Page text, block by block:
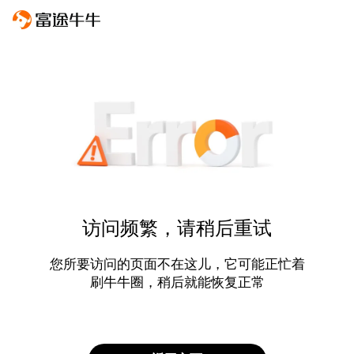
访问频繁，请稍后重试
您所要访问的页面不在这儿，它可能正忙着
刷牛牛圈，稍后就能恢复正常